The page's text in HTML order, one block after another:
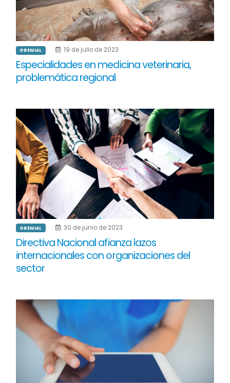
GREMIAL 19 de julio de 2023
Especialidades en medicina veterinaria,
problemática regional
GREMIAL 30 de junio de 2023
Directiva Nacional afianza lazos
internacionales con organizaciones del
sector